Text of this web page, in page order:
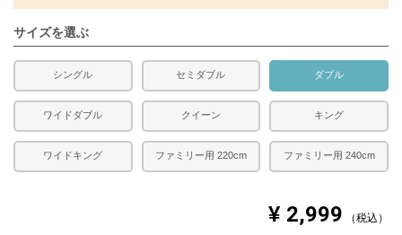
サイズを選ぶ
シングル セミダブル ダブル
ワイドダブル クイーン キング
ワイドキング ファミリー用 220cm ファミリー用 240cm
¥ 2,999 税込